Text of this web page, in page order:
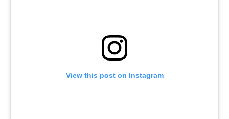
View this post on Instagram